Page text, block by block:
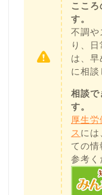
ここ
す。
不調や
り、
は、
に相談
相談で
す。
厚生
ス には
ての
参考く